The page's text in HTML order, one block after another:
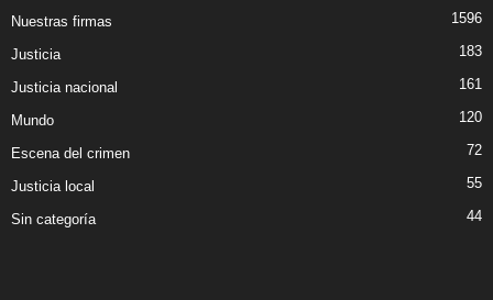
Nuestras firmas 1596
Justicia 183
Justicia nacional 161
Mundo 120
Escena del crimen 72
Justicia local 55
Sin categoría 44